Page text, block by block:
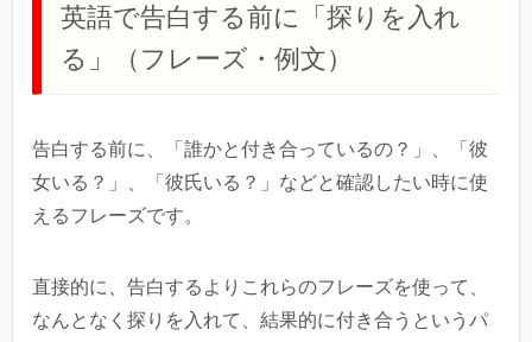
英語で告白する前に「探りを入れ
る」（フレーズ・例文）
告白する前に、「誰かと付き合っているの？」、「彼
女いる？」、「彼氏いる？」などと確認したい時に使
えるフレーズです。
直接的に、告白するよりこれらのフレーズを使って、
なんとなく探りを入れて、結果的に付き合うというパ